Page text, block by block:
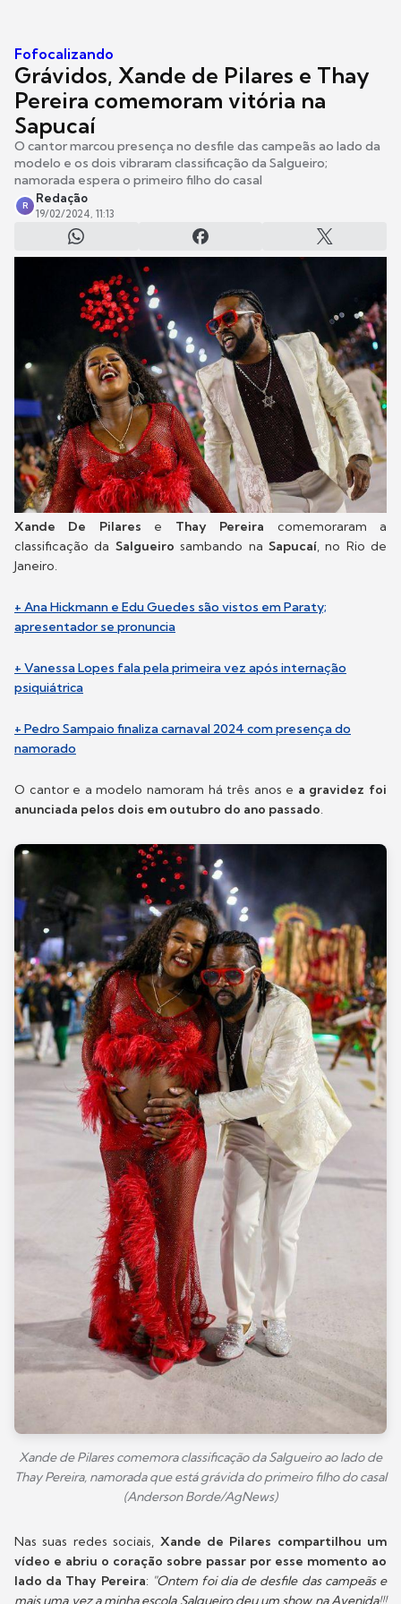
Fofocalizando
Grávidos, Xande de Pilares e Thay
Pereira comemoram vitória na
Sapucaí
O cantor marcou presença no desfile das campeãs ao lado da
modelo e os dois vibraram classificação da Salgueiro;
namorada espera o primeiro filho do casal
R
Redação
19/02/2024, 11:13
Xande De Pilares e Thay Pereira comemoraram a
classificação da Salgueiro sambando na Sapucaí, no Rio de
Janeiro.
+ Ana Hickmann e Edu Guedes são vistos em Paraty;
apresentador se pronuncia
+ Vanessa Lopes fala pela primeira vez após internação
psiquiátrica
+ Pedro Sampaio finaliza carnaval 2024 com presença do
namorado
O cantor e a modelo namoram há três anos e a gravidez foi
anunciada pelos dois em outubro do ano passado.
Xande de Pilares comemora classificação da Salgueiro ao lado de
Thay Pereira, namorada que está grávida do primeiro filho do casal
(Anderson Borde/AgNews)
Nas suas redes sociais, Xande de Pilares compartilhou um
vídeo e abriu o coração sobre passar por esse momento ao
lado da Thay Pereira: "Ontem foi dia de desfile das campeãs e
mais uma vez a minha escola Salgueiro deu um show na Avenida!!!